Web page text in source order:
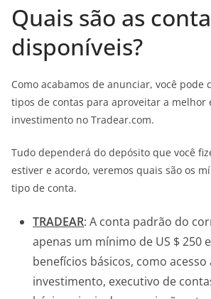
Quais são as
disponíveis?
Como acabamos de anunciar, você pode
tipos de contas para aproveitar a melhor
investimento no Tradear.com.
Tudo dependerá do depósito que você
estiver e acordo, veremos quais são os
tipo de conta.
TRADEAR: A conta padrão do
apenas um mínimo de US $ 250
benefícios básicos, como
investimento, executivo de